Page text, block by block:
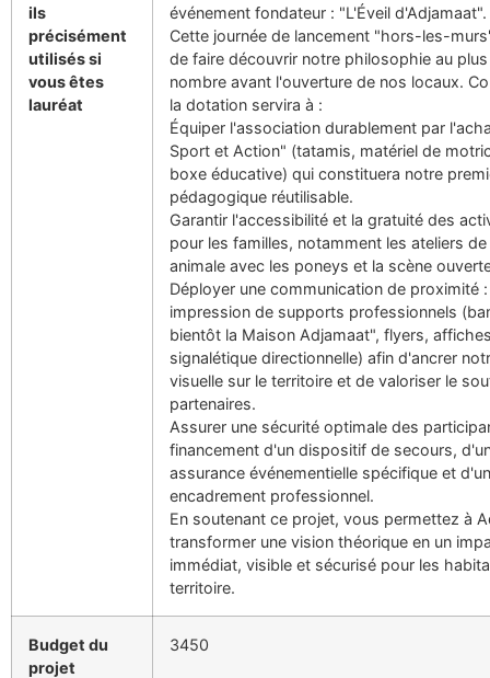
ils
précisément
utilisés si
vous êtes
lauréat
événement fondateur : "L'Éveil d'Adjamaat".
Cette journée de lancement "hors-les-
de faire découvrir notre philosophie au
nombre avant l'ouverture de nos locaux.
la dotation servira à :
Équiper l'association durablement par
Sport et Action" (tatamis, matériel de
boxe éducative) qui constituera notre
pédagogique réutilisable.
Garantir l'accessibilité et la gratuité des
pour les familles, notamment les ateliers
animale avec les poneys et la scène
Déployer une communication de proximité
impression de supports professionnels
bientôt la Maison Adjamaat", flyers,
signalétique directionnelle) afin d'ancrer
visuelle sur le territoire et de valoriser le
partenaires.
Assurer une sécurité optimale des
financement d'un dispositif de secours,
assurance événementielle spécifique et d'un
encadrement professionnel.
En soutenant ce projet, vous permettez à
transformer une vision théorique en un
immédiat, visible et sécurisé pour les
territoire.
Budget du
projet
3450